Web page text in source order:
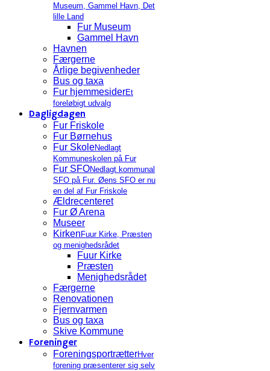
Museum, Gammel Havn, Det
lille Land
Fur Museum
Gammel Havn
Havnen
Færgerne
Årlige begivenheder
Bus og taxa
Fur hjemmesiderEt
foreløbigt udvalg
Dagligdagen
Fur Friskole
Fur Børnehus
Fur SkoleNedlagt
Kommuneskolen på Fur
Fur SFONedlagt kommunal
SFO på Fur. Øens SFO er nu
en del af Fur Friskole
Ældrecenteret
Fur Ø Arena
Museer
Kirken Fuur Kirke, Præsten
og menighedsrådet
Fuur Kirke
Præsten
Menighedsrådet
Færgerne
Renovationen
Fjernvarmen
Bus og taxa
Skive Kommune
Foreninger
ForeningsportrætterHver
forening præsenterer sig selv